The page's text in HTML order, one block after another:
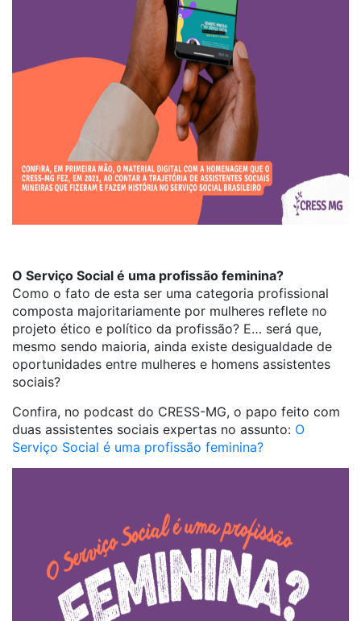
O Serviço Social é uma profissão feminina?
Como o fato de esta ser uma categoria profissional
composta majoritariamente por mulheres reflete no
projeto ético e político da profissão? E… será que,
mesmo sendo maioria, ainda existe desigualdade de
oportunidades entre mulheres e homens assistentes
sociais?
Confira, no podcast do CRESS-MG, o papo feito com
duas assistentes sociais expertas no assunto: O
Serviço Social é uma profissão feminina?